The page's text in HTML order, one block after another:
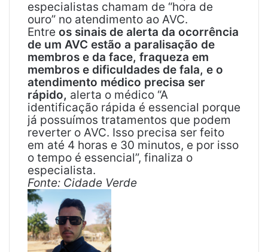
especialistas chamam de “hora de
ouro” no atendimento ao AVC.
Entre os sinais de alerta da ocorrência
de um AVC estão a paralisação de
membros e da face, fraqueza em
membros e dificuldades de fala, e o
atendimento médico precisa ser
rápido, alerta o médico “A
identificação rápida é essencial porque
já possuímos tratamentos que podem
reverter o AVC. Isso precisa ser feito
em até 4 horas e 30 minutos, e por isso
o tempo é essencial”, finaliza o
especialista.
Fonte: Cidade Verde